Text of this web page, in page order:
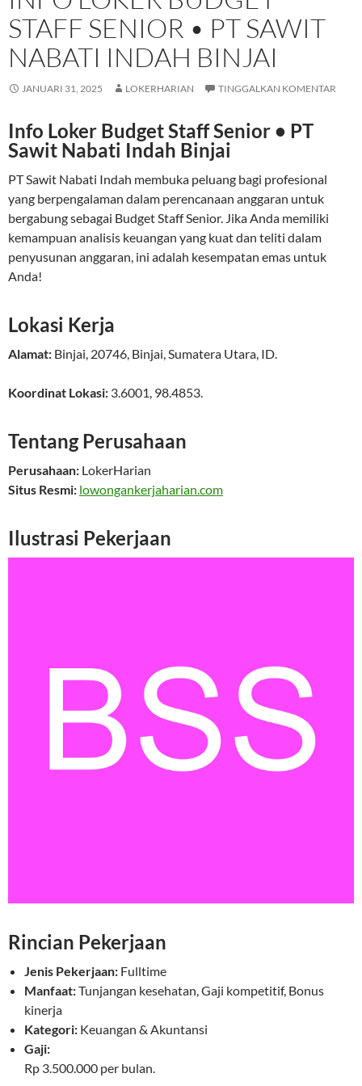
STAFF SENIOR • PT SAWIT
NABATI INDAH BINJAI
JANUARI 31, 2025 LOKERHARIAN TINGGALKAN KOMENTAR
Info Loker Budget Staff Senior • PT
Sawit Nabati Indah Binjai
PT Sawit Nabati Indah membuka peluang bagi profesional
yang berpengalaman dalam perencanaan anggaran untuk
bergabung sebagai Budget Staff Senior. Jika Anda memiliki
kemampuan analisis keuangan yang kuat dan teliti dalam
penyusunan anggaran, ini adalah kesempatan emas untuk
Anda!
Lokasi Kerja
Alamat: Binjai, 20746, Binjai,Sumatera Utara, ID.
Koordinat Lokasi: 3.6001, 98.4853.
Tentang Perusahaan
Perusahaan: LokerHarian
Situs Resmi: lowongankerjaharian.com
Ilustrasi Pekerjaan
Rincian Pekerjaan
Jenis Pekerjaan: Fulltime
Manfaat:Tunjangan kesehatan, Gaji kompetitif, Bonus
kinerja
Kategori: Keuangan & Akuntansi
Gaji:
Rp 3.500.000 per bulan.